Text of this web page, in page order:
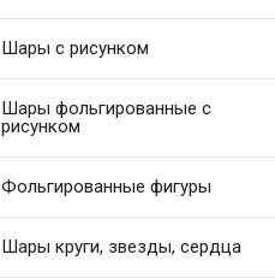
Шары с рисунком
Шары фольгированные с
рисунком
Фольгированные фигуры
Шары круги, звезды, сердца